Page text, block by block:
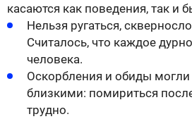
касаются как поведения, так и
Нельзя ругаться,
Считалось, что каждое
человека.
Оскорбления и обиды могли
близкими: помириться
трудно.